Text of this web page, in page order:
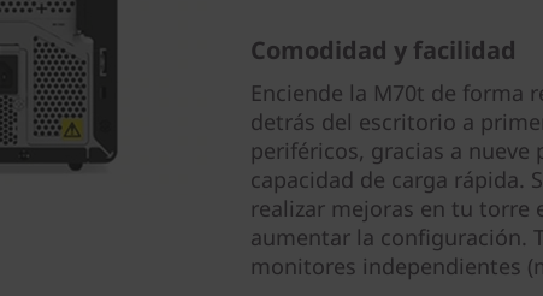
Comodidad y facilidad
Enciende la M70t de forma
detrás del escritorio a
periféricos, gracias a nueve
capacidad de carga rápida.
realizar mejoras en tu torre
aumentar la configuración.
monitores independientes